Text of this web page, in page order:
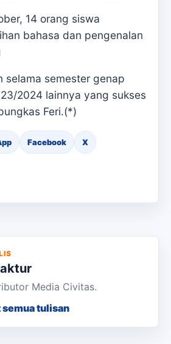
14 orang siswa
bahasa dan pengenalan
selama semester genap
2024 lainnya yang sukses
Feri.(*)
Facebook X
Media Civitas.
semua tulisan